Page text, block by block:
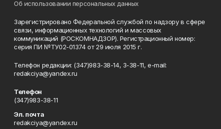
Об использовании персональных данных
Зарегистрировано Федеральной службой по надзору в сфере
связи, информационных технологий и массовых
коммуникаций (РОСКОМНАДЗОР). Регистрационный номер:
серия ПИ №ТУ02-01374 от 29 июля 2015 г.
Телефон редакции: (347)983-38-14, 3-38-11, e-mail:
redakciya@yandex.ru
Телефон
(347)983-38-11
Эл. почта
redakciya@yandex.ru